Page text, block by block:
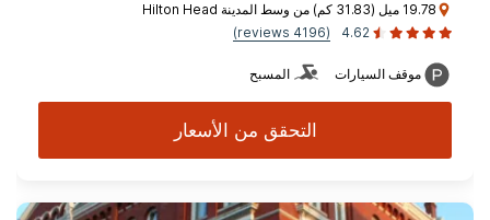
19.78 ميل (31.83 كم) من وسط المدينة Hilton Head
4.62
(4196 reviews)
موقف السيارات المسبح
التحقق من الأسعار